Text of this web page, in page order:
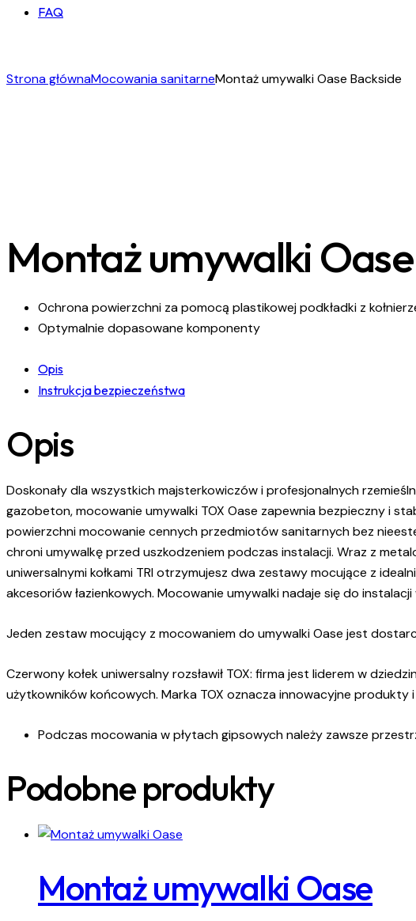
FAQ
1
Strona głównaMocowania sanitarneMontaż umywalki Oase Backside
Montaż umywalki
Ochrona powierzchni za pomocą plastikowej podkładki z
Optymalnie dopasowane komponenty
Opis
Instrukcja bezpieczeństwa
Opis
Doskonały dla wszystkich majsterkowiczów i profesjonalnych
gazobeton, mocowanie umywalki TOX Oase zapewnia bezpieczny i
powierzchni mocowanie cennych przedmiotów sanitarnych bez
chroni umywalkę przed uszkodzeniem podczas instalacji. Wraz z
uniwersalnymi kołkami TRI otrzymujesz dwa zestawy mocujące z
akcesoriów łazienkowych. Mocowanie umywalki nadaje się do
Jeden zestaw mocujący z mocowaniem do umywalki Oase jest
Czerwony kołek uniwersalny rozsławił TOX: firma jest liderem w
użytkowników końcowych. Marka TOX oznacza innowacyjne
Podczas mocowania w płytach gipsowych należy zawsze
Podobne produkty
Montaż umywalki Oase